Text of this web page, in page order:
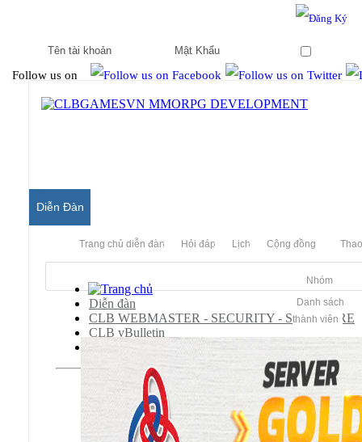
Follow us on
Diễn Đàn
Trang chủ diễn đàn Hỏi đáp Lịch Cộng đồng
Nhóm
Danh sách
thành viên
Diễn đàn
CLB WEBMASTER - SECURITY - SOFTWARE
CLB vBulletin
vBulletin Tutorial